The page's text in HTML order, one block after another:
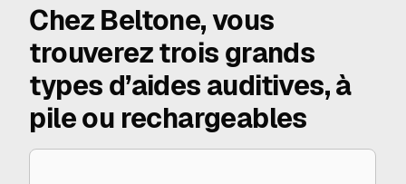
Chez Beltone, vous
trouverez trois grands
types d’aides auditives, à
pile ou rechargeables